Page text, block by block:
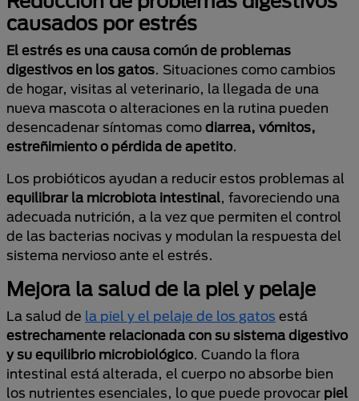
causados por estrés
El estrés es una causa común de problemas
digestivos en los gatos. Situaciones como cambios
de hogar, visitas al veterinario, la llegada de una
nueva mascota o alteraciones en la rutina pueden
desencadenar síntomas como diarrea, vómitos,
estreñimiento o pérdida de apetito.
Los probióticos ayudan a reducir estos problemas al
equilibrar la microbiota intestinal, favoreciendo una
adecuada nutrición, a la vez que permiten el control
de las bacterias nocivas y modulan la respuesta del
sistema nervioso ante el estrés.
Mejora la salud de la piel y pelaje
La salud de la piel y el pelaje de los gatos está
estrechamente relacionada con su sistema digestivo
y su equilibrio microbiológico. Cuando la flora
intestinal está alterada, el cuerpo no absorbe bien
los nutrientes esenciales, lo que puede provocar piel